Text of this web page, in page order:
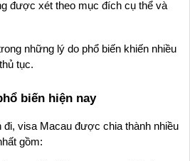
được xét theo mục đích cụ thể và
những lý do phổ biến khiến nhiều
tục.
biến hiện nay
visa Macau được chia thành nhiều
gồm: